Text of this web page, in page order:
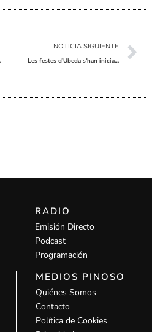
Paredón
NOTICIA SIGUIENTE
Les festes d’Ubeda s’han iniciat hui amb el pregó de José Enrique Brotons
RADIO
Emisión Directo
Podcast
Programación
MEDIOS PINOSO
Quiénes Somos
Contacto
Política de Cookies